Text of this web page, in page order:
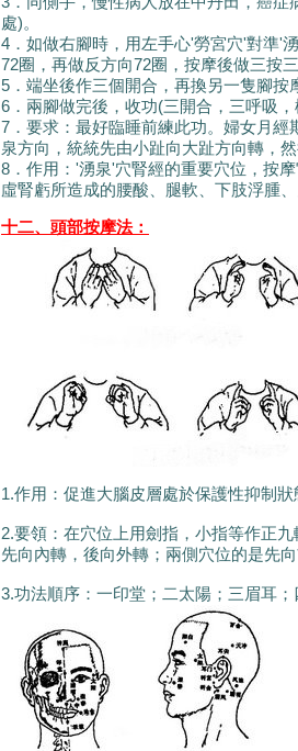
處)。
4．如做右腳時，用左手心'勞宮穴'對準'
72圈，再做反方向72圈，按摩後做三按
5．端坐後作三個開合，再換另一隻腳按
6．兩腳做完後，收功(三開合，三呼吸
7．要求：最好臨睡前練此功。婦女月
泉方向，統統先由小趾向大趾方向轉，
8．作用：'湧泉'穴腎經的重要穴位，按
虛腎虧所造成的腰酸、腿軟、下肢浮腫
十二、頭部按摩法：
1.作用：促進大腦皮層處於保護性抑制
2.要領：在穴位上用劍指，小指等作正
先向內轉，後向外轉；兩側穴位的是先
3.功法順序：一印堂；二太陽；三眉耳